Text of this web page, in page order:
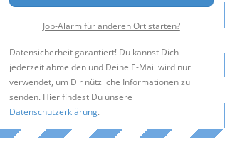
Job-Alarm für anderen Ort starten?
Datensicherheit garantiert! Du kannst Dich
jederzeit abmelden und Deine E-Mail wird nur
verwendet, um Dir nützliche Informationen zu
senden. Hier findest Du unsere
Datenschutzerklärung.